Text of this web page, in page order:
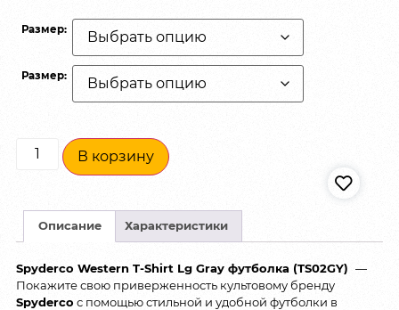
Размер:
Размер:
В корзину
Описание Характеристики
Spyderco Western T-Shirt Lg Gray футболка (TS02GY) —
Покажите свою приверженность культовому бренду
Spyderco с помощью стильной и удобной футболки в